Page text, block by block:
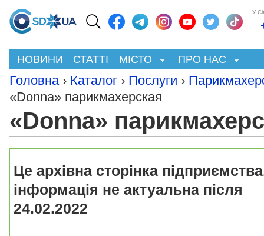
У
НОВИНИ СТАТТІ МІСТО ПРО НАС
Головна › Каталог › Послуги ›
«Donna» парикмахерская
«Donna»
Це архівна сторінка
інформація не актуальна після
24.02.2022